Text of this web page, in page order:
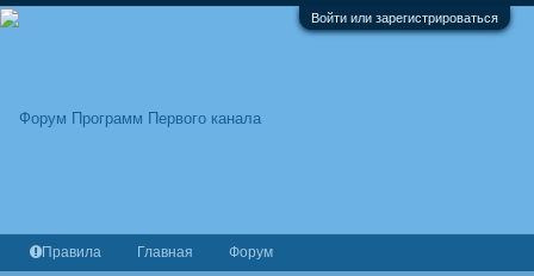
Войти или зарегистрироваться
Правила Главная Форум